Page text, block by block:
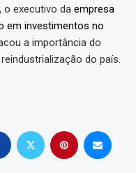
o executivo da empresa
em investimentos no
a importância do
do país.